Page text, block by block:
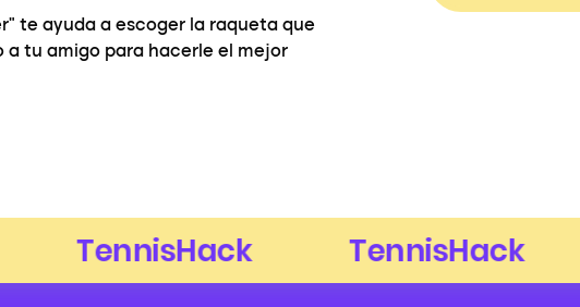
te ayuda a escoger la raqueta que
a tu amigo para hacerle el mejor